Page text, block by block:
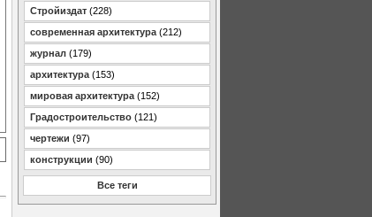
Стройиздат (228)
современная архитектура (212)
журнал (179)
архитектура (153)
мировая архитектура (152)
Градостроительство (121)
чертежи (97)
конструкции (90)
Все теги